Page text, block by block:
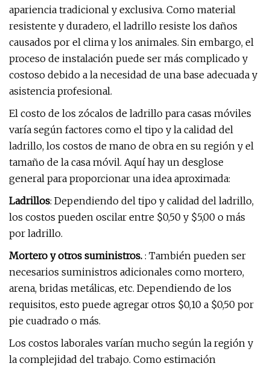
apariencia tradicional y exclusiva. Como material
resistente y duradero, el ladrillo resiste los daños
causados ​​por el clima y los animales. Sin embargo, el
proceso de instalación puede ser más complicado y
costoso debido a la necesidad de una base adecuada y
asistencia profesional.
El costo de los zócalos de ladrillo para casas móviles
varía según factores como el tipo y la calidad del
ladrillo, los costos de mano de obra en su región y el
tamaño de la casa móvil. Aquí hay un desglose
general para proporcionar una idea aproximada:
Ladrillos: Dependiendo del tipo y calidad del ladrillo,
los costos pueden oscilar entre $0,50 y $5,00 o más
por ladrillo.
Mortero y otros suministros. : También pueden ser
necesarios suministros adicionales como mortero,
arena, bridas metálicas, etc. Dependiendo de los
requisitos, esto puede agregar otros $0,10 a $0,50 por
pie cuadrado o más.
Los costos laborales varían mucho según la región y
la complejidad del trabajo. Como estimación